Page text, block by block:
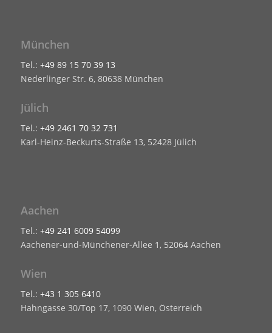
München
Tel.: +49 89 15 70 39 13
Nederlinger Str. 6, 80638 München
Jülich
Tel.: +49 2461 70 32 731
Karl-Heinz-Beckurts-Straße 13, 52428 Jülich
Aachen
Tel.: +49 241 6009 54099
Aachener-und-Münchener-Allee 1, 52064 Aachen
Wien
Tel.: +43 1 305 6410
Hahngasse 30/Top 17, 1090 Wien, Österreich